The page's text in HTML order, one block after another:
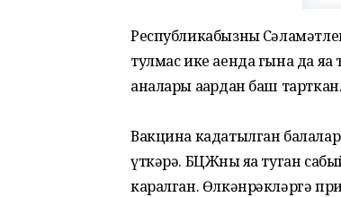
Республикабызның
тулмас ике аенда гына да
аналары аңардан баш тарткан.
Вакцина кадатылган
үткәрә. БЦЖны яңа туган
каралган. Өлкәнрәкләргә